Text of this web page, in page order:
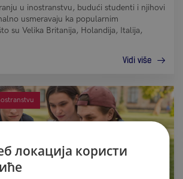
u inostranstvu, budući studenti i njihovi
usmeravaju ka popularnim
su Velika Britanija, Holandija, Italija,
Vidi više
локација користи